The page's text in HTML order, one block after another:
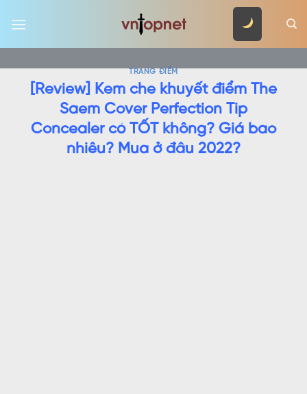
TRANG ĐIỂM
[Review] Kem che khuyết điểm The
Saem Cover Perfection Tip
Concealer có TỐT không? Giá bao
nhiêu? Mua ở đâu 2022?